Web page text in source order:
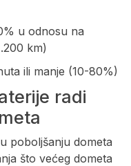
u odnosu na
km)
ili manje (10-80%)
radi
poboljšanju dometa
što većeg dometa